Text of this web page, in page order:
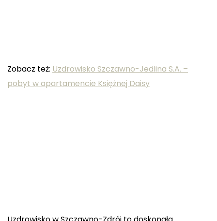
Zobacz też: Uzdrowisko Szczawno-Jedlina S.A. –
pobyt w apartamencie Księżnej Daisy